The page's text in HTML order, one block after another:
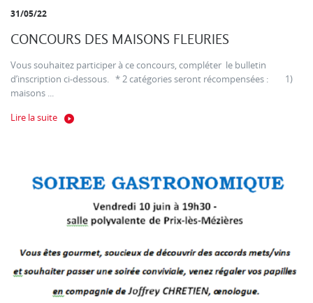
31/05/22
CONCOURS DES MAISONS FLEURIES
Vous souhaitez participer à ce concours, compléter le bulletin
d’inscription ci-dessous. * 2 catégories seront récompensées : 1)
maisons ...
Lire la suite